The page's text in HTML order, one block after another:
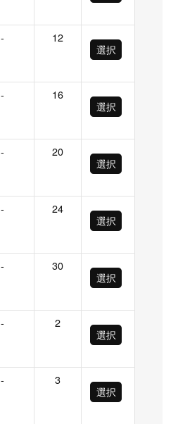
-
12
選択
-
16
選択
-
20
選択
-
24
選択
-
30
選択
-
2
選択
-
3
選択